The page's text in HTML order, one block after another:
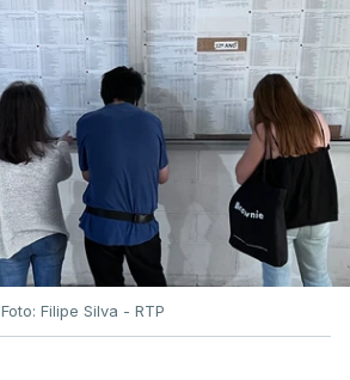
Foto: Filipe Silva - RTP